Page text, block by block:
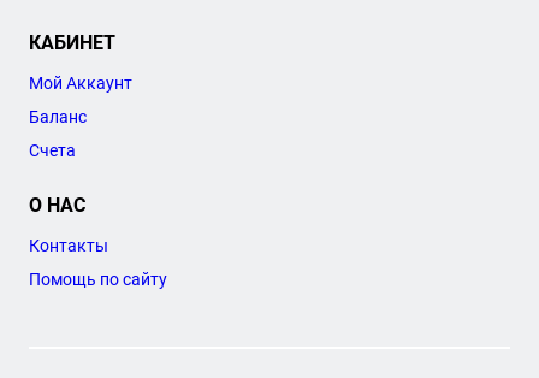
КАБИНЕТ
Мой Аккаунт
Баланс
Счета
О НАС
Контакты
Помощь по сайту